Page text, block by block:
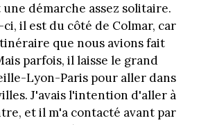
une démarche assez solitaire.
il est du côté de Colmar, car
que nous avions fait
parfois, il laisse le grand
Lyon-Paris pour aller dans
J'avais l'intention d'aller à
et il m'a contacté avant par